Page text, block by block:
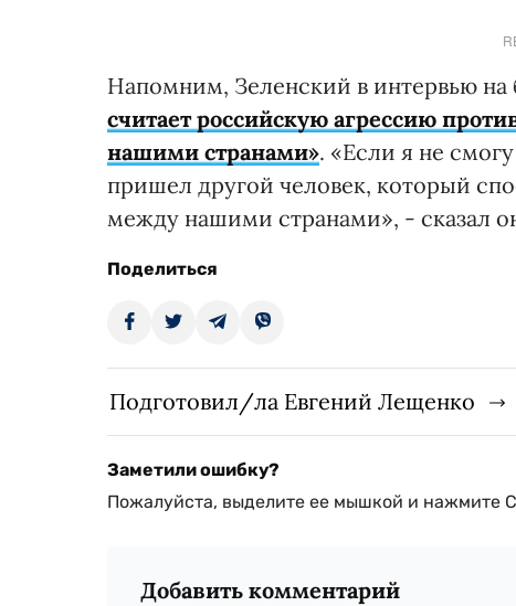
Напомним, Зеленский в интервью на
считает российскую агрессию
нашими странами». «Если я не
пришел другой человек, который
между нашими странами», - сказал
Поделиться
Подготовил/ла Евгений Лещенко
Заметили ошибку?
Пожалуйста, выделите ее мышкой и нажмите
Добавить комментарий